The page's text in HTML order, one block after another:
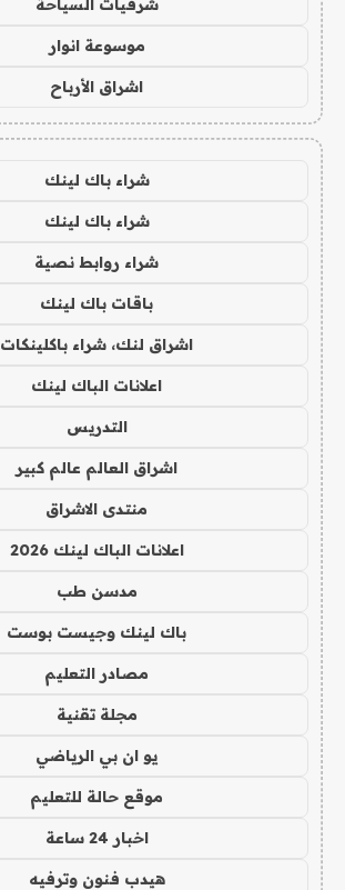
شرقيات السياحة
موسوعة انوار
اشراق الأرباح
شراء باك لينك
شراء باك لينك
شراء روابط نصية
باقات باك لينك
اشراق لنك، شراء باكلينكات
اعلانات الباك لينك
التدريس
اشراق العالم عالم كبير
منتدى الاشراق
اعلانات الباك لينك 2026
مدسن طب
باك لينك وجيست بوست
مصادر التعليم
مجلة تقنية
يو ان بي الرياضي
موقع حالة للتعليم
اخبار 24 ساعة
هيدب فنون وترفيه